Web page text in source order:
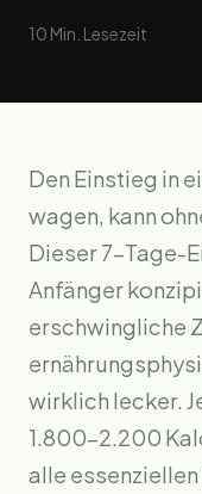
10 Min. Lesezeit
Den Einstieg in
wagen, kann
Dieser 7-Tage-
Anfänger
erschwingliche
wirklich lecker.
1.800–2.200
alle